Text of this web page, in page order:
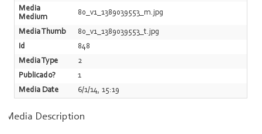
Media
Medium
80_v1_1389039553_m.jpg
Media Thumb
80_v1_1389039553_t.jpg
Id
848
Media Type
2
Publicado?
1
Media Date
6/1/14, 15:19
Media Description